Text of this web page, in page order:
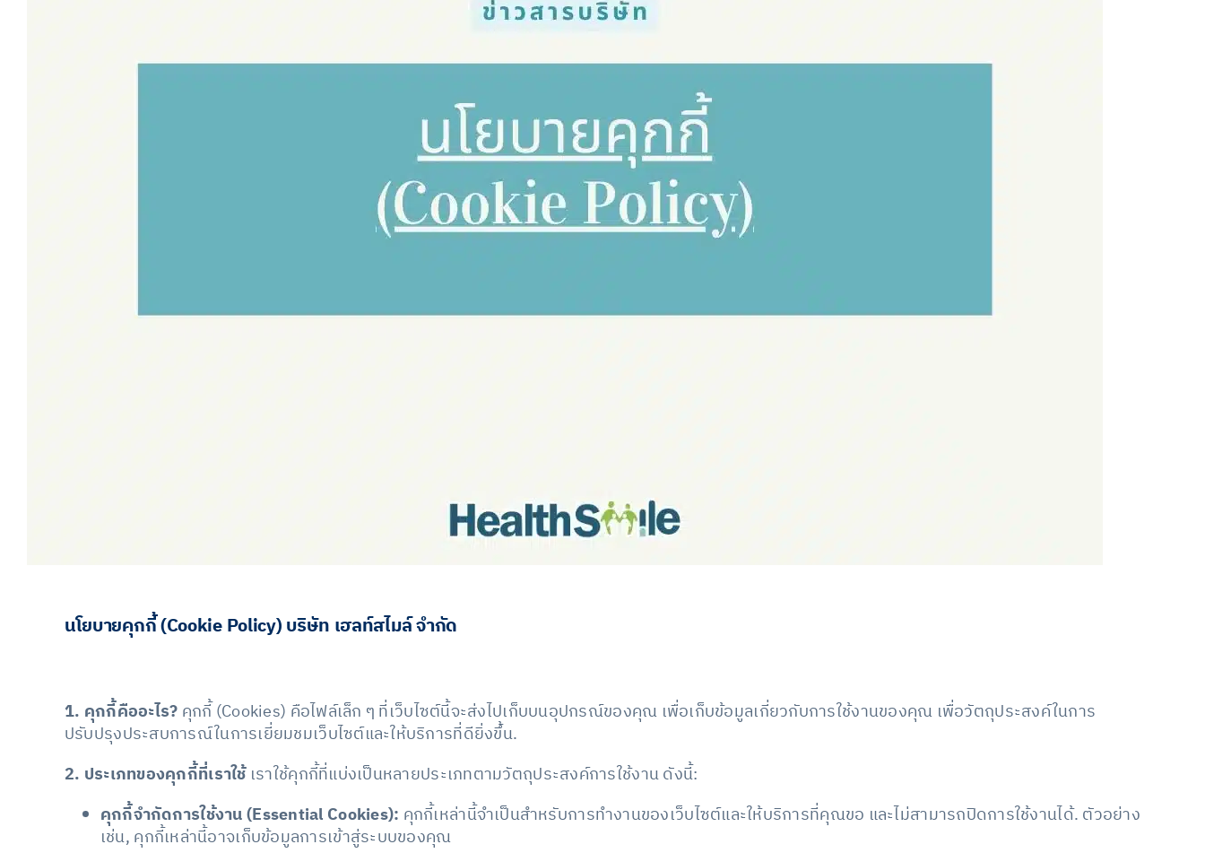
นโยบายคุกกี้ (Cookie Policy) บริษัท เฮลท์สไมล์ จำกัด
1. คุกกี้คืออะไร? คุกกี้ (Cookies) คือไฟล์เล็ก ๆ ที่เว็บไซต์นี้จะส่งไปเก็บบนอุปกรณ์ของคุณ เพื่อเก็บข้อมูลเกี่ยวกับการใช้งานของคุณ เพื่อวัตถุประสงค์ในการ
ปรับปรุงประสบการณ์ในการเยี่ยมชมเว็บไซต์และให้บริการที่ดียิ่งขึ้น.
2. ประเภทของคุกกี้ที่เราใช้เราใช้คุกกี้ที่แบ่งเป็นหลายประเภทตามวัตถุประสงค์การใช้งาน ดังนี้:
คุกกี้จำกัดการใช้งาน (Essential Cookies): คุกกี้เหล่านี้จำเป็นสำหรับการทำงานของเว็บไซต์และให้บริการที่คุณขอ และไม่สามารถปิดการใช้งานได้. ตัวอย่าง
เช่น, คุกกี้เหล่านี้อาจเก็บข้อมูลการเข้าสู่ระบบของคุณ